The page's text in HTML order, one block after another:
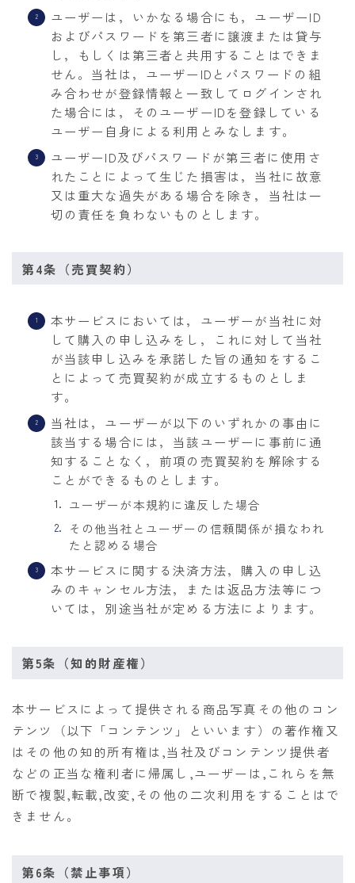
ユーザーは，いかなる場合にも，ユーザーID
およびパスワードを第三者に譲渡または貸与
し，もしくは第三者と共用することはできま
せん。当社は，ユーザーIDとパスワードの組
み合わせが登録情報と一致してログインされ
た場合には，そのユーザーIDを登録している
ユーザー自身による利用とみなします。
ユーザーID及びパスワードが第三者に使用さ
れたことによって生じた損害は，当社に故意
又は重大な過失がある場合を除き，当社は一
切の責任を負わないものとします。
第4条（売買契約）
本サービスにおいては，ユーザーが当社に対
して購入の申し込みをし，これに対して当社
が当該申し込みを承諾した旨の通知をするこ
とによって売買契約が成立するものとしま
す。
当社は，ユーザーが以下のいずれかの事由に
該当する場合には，当該ユーザーに事前に通
知することなく，前項の売買契約を解除する
ことができるものとします。
ユーザーが本規約に違反した場合
その他当社とユーザーの信頼関係が損なわれ
たと認める場合
本サービスに関する決済方法，購入の申し込
みのキャンセル方法，または返品方法等につ
いては，別途当社が定める方法によります。
第5条（知的財産権）
本サービスによって提供される商品写真その他のコン
テンツ（以下「コンテンツ」といいます）の著作権又
はその他の知的所有権は,当社及びコンテンツ提供者
などの正当な権利者に帰属し,ユーザーは,これらを無
断で複製,転載,改変,その他の二次利用をすることはで
きません。
第6条（禁止事項）